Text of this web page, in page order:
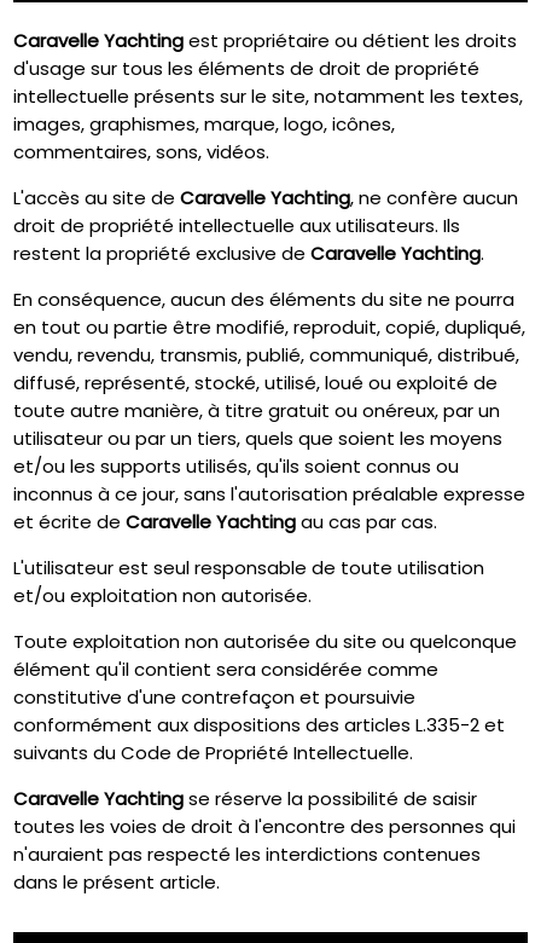
Caravelle Yachtingest propriétaire ou détient les droits
d'usage sur tous les éléments de droit de propriété
intellectuelle présents sur le site, notamment les textes,
images, graphismes, marque, logo, icônes,
commentaires, sons, vidéos.
L'accès au site deCaravelle Yachting, ne confère aucun
droit de propriété intellectuelle aux utilisateurs. Ils
restent la propriété exclusive deCaravelle Yachting.
En conséquence, aucun des éléments du site ne pourra
en tout ou partie être modifié, reproduit, copié, dupliqué,
vendu, revendu, transmis, publié, communiqué, distribué,
diffusé, représenté, stocké, utilisé, loué ou exploité de
toute autre manière, à titre gratuit ou onéreux, par un
utilisateur ou par un tiers, quels que soient les moyens
et/ou les supports utilisés, qu'ils soient connus ou
inconnus à ce jour, sans l'autorisation préalable expresse
et écrite deCaravelle Yachtingau cas par cas.
L'utilisateur est seul responsable de toute utilisation
et/ou exploitation non autorisée.
Toute exploitation non autorisée du site ou quelconque
élément qu'il contient sera considérée comme
constitutive d'une contrefaçon et poursuivie
conformément aux dispositions des articles L.335-2 et
suivants du Code de Propriété Intellectuelle.
Caravelle Yachtingse réserve la possibilité de saisir
toutes les voies de droit à l'encontre des personnes qui
n'auraient pas respecté les interdictions contenues
dans le présent article.